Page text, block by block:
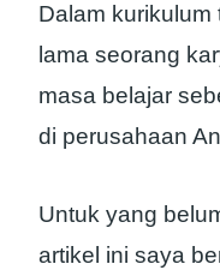
Dalam
lama seorang
masa belajar
di perusahaan
Untuk yang
artikel ini saya